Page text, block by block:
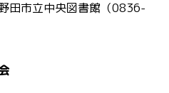
田市立中央図書館（0836-